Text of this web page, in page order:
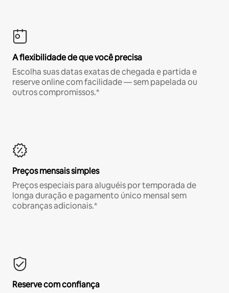
A flexibilidade de que você precisa
Escolha suas datas exatas de chegada e partida e
reserve online com facilidade — sem papelada ou
outros compromissos.*
Preços mensais simples
Preços especiais para aluguéis por temporada de
longa duração e pagamento único mensal sem
cobranças adicionais.*
Reserve com confiança